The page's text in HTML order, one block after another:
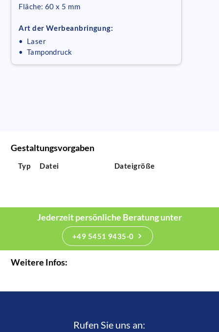
Fläche: 60 x 5 mm
Art der Werbeanbringung:
• Laser
• Tampondruck
Gestaltungsvorgaben
Typ Datei Dateigröße
Jederzeit persönliche Beratung unter
+49 5451 9435-0
Weitere Infos:
Rufen Sie uns an:­